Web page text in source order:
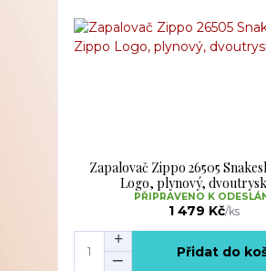
Zapalovač Zippo 26505
Logo, plynový,
1 479 Kč/ks
PŘIPRAVENO K
Přidat do